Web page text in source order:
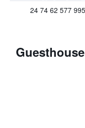
المزايا ووسائل الراحة في Guesthouse